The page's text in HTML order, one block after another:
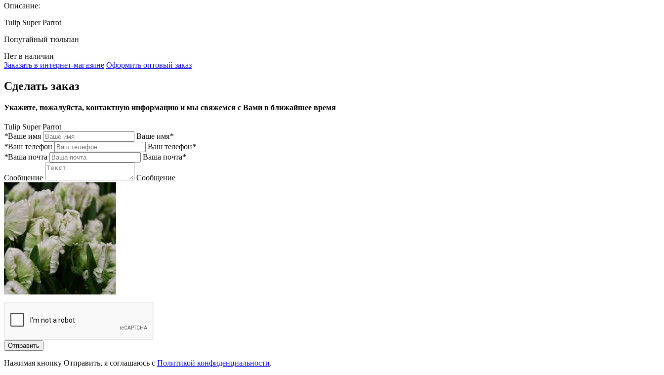
Описание:
Tulip Super Parrot
Попугайный тюльпан
Нет в наличии
Заказать в интернет-магазине Оформить оптовый заказ
Сделать заказ
Укажите, пожалуйста, контактную информацию и мы свяжемся с Вами в ближайшее время
Tulip Super Parrot
*Ваше имя Ваше имя*
*Ваш телефон Ваш телефон*
*Ваша почта Ваша почта*
Сообщение Сообщение
Отправить
Нажимая кнопку Отправить, я соглашаюсь с Политикой конфиденциальности.